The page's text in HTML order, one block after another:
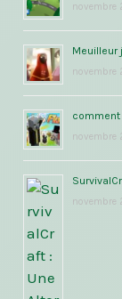
novembre
Meuilleur
novembre
comment
novembre
novembre